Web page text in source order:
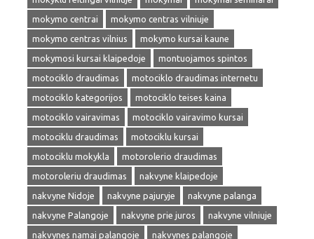
mokymo centrai
mokymo centras vilniuje
mokymo centras vilnius
mokymo kursai kaune
mokymosi kursai klaipedoje
montuojamos spintos
motociklo draudimas
motociklo draudimas internetu
motociklo kategorijos
motociklo teises kaina
motociklo vairavimas
motociklo vairavimo kursai
motociklu draudimas
motociklu kursai
motociklu mokykla
motorolerio draudimas
motoroleriu draudimas
nakvyne klaipedoje
nakvyne Nidoje
nakvyne pajuryje
nakvyne palanga
nakvyne Palangoje
nakvyne prie juros
nakvyne vilniuje
nakvynes namai palangoje
nakvynes palangoje